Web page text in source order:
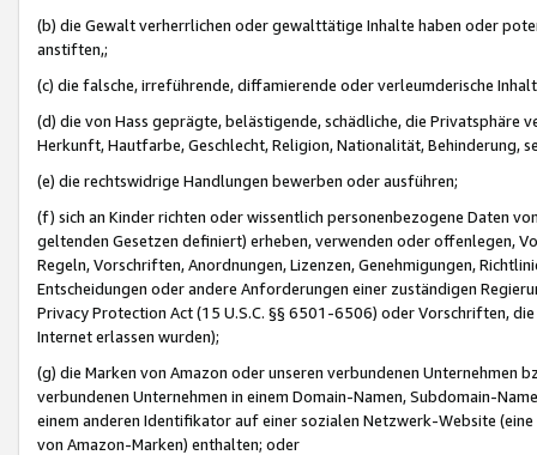
(b) die Gewalt verherrlichen oder gewalttätige Inhalte haben oder
anstiften,;
(c) die falsche, irreführende, diffamierende oder verleumderische
(d) die von Hass geprägte, belästigende, schädliche, die Privatsphäre
Herkunft, Hautfarbe, Geschlecht, Religion, Nationalität, Behinderung,
(e) die rechtswidrige Handlungen bewerben oder ausführen;
(f) sich an Kinder richten oder wissentlich personenbezogene Daten
geltenden Gesetzen definiert) erheben, verwenden oder offenlegen,
Regeln, Vorschriften, Anordnungen, Lizenzen, Genehmigungen,
Entscheidungen oder andere Anforderungen einer zuständigen
Privacy Protection Act (15 U.S.C. §§ 6501-6506) oder Vorschriften,
Internet erlassen wurden);
(g) die Marken von Amazon oder unseren verbundenen Unternehmen
verbundenen Unternehmen in einem Domain-Namen, Subdomain-
einem anderen Identifikator auf einer sozialen Netzwerk-Website
von Amazon-Marken) enthalten; oder